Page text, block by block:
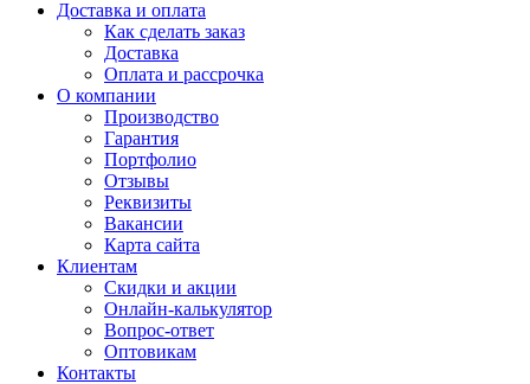
Доставка и оплата
Как сделать заказ
Доставка
Оплата и рассрочка
О компании
Производство
Гарантия
Портфолио
Отзывы
Реквизиты
Вакансии
Карта сайта
Клиентам
Скидки и акции
Онлайн-калькулятор
Вопрос-ответ
Оптовикам
Контакты